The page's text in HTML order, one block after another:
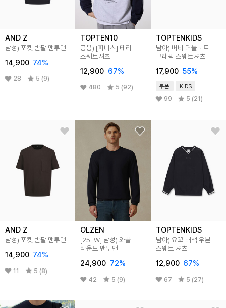
AND Z
남성) 포켓 반팔 맨투맨
14,900 74%
28 5 (9)
TOPTEN10
공용) [피너츠] 테리
스웨트셔츠
12,900 67%
480 5 (92)
TOPTENKIDS
남아) 버비 더블니트
그래픽 스웨트셔츠
17,900 55%
쿠폰 KIDS
99 5 (21)
AND Z
남성) 포켓 반팔 맨투맨
14,900 74%
11 5 (8)
OLZEN
[25FW] 남성) 와플
라운드 맨투맨
24,900 72%
42 5 (9)
TOPTENKIDS
남아) 요꼬 배색 우븐
스웨트 셔츠
12,900 67%
67 5 (27)